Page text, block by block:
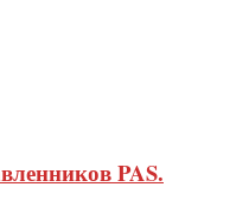
PAS.